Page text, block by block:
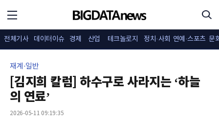
전체기사 데이터이슈 경제 산업 테크놀로지 정치·사회 연예·스포츠 문
재계·일반
[김지희 칼럼] 하수구로 사라지는 ‘하늘
의 연료’
2026-05-11 09:19:35